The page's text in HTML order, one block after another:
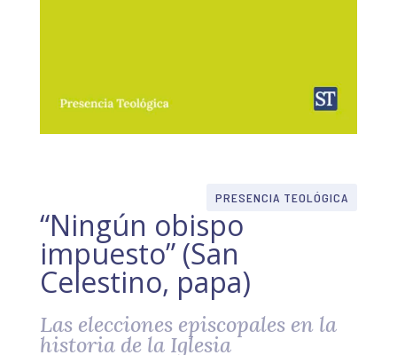
PRESENCIA TEOLÓGICA
“Ningún obispo
impuesto” (San
Celestino, papa)
Las elecciones episcopales en la
historia de la Iglesia